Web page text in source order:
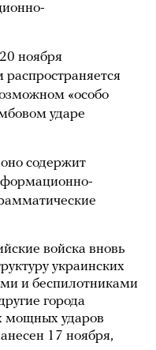
ноября
«особо
ударе
содержит
войска вновь
украинских
и беспилотниками
города
мощных ударов
17 ноября,